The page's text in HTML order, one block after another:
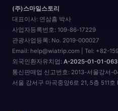
(주)스마일스토리
대표이사: 연삼흠 박사
사업자등록번호: 109-86-17229
관광사업등록: No. 2019-000027
Email: help@wiatrip.com | Tel: +82-
외국인환자유치업: A-2025-01-01-
통신판매업 신고번호: 2013-서울강서-
서울 강서구 마곡중앙6로 21, 5층 511